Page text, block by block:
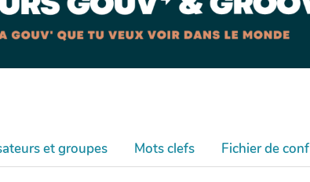
et groupes Mots clefs Fichier de conf